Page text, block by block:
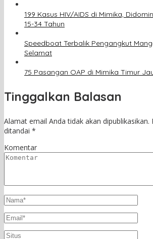
199 Kasus HIV/AIDS di Mimika,
15-34 Tahun
Speedboat Terbalik Pengangkut
Selamat
75 Pasangan OAP di Mimika Timur
Tinggalkan Balasan
Alamat email Anda tidak akan dipublikasikan.
ditandai *
Komentar